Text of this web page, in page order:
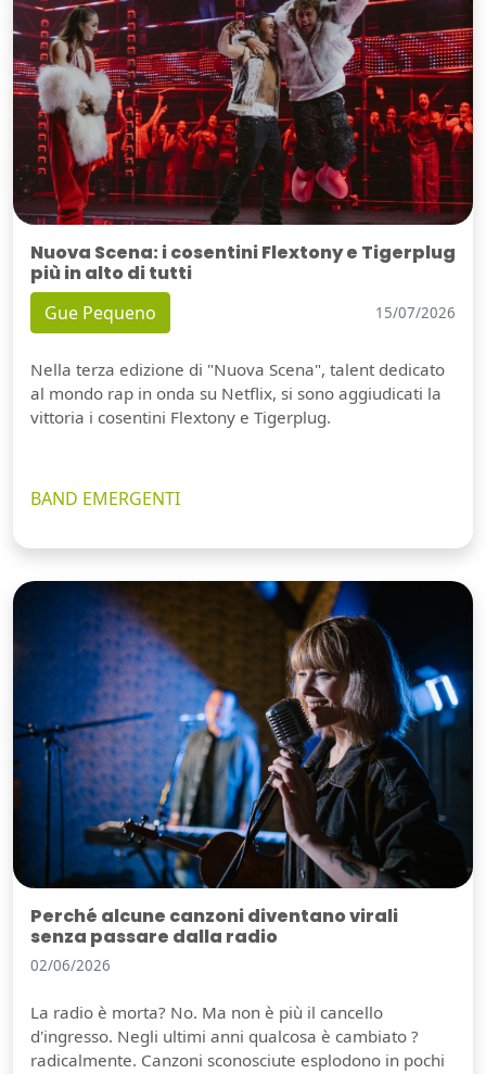
Nuova Scena: i cosentini Flextony e Tigerplug
più in alto di tutti
Gue Pequeno 15/07/2026
Nella terza edizione di "Nuova Scena", talent dedicato
al mondo rap in onda su Netflix, si sono aggiudicati la
vittoria i cosentini Flextony e Tigerplug.
BAND EMERGENTI
Perché alcune canzoni diventano virali
senza passare dalla radio
02/06/2026
La radio è morta? No. Ma non è più il cancello
d'ingresso. Negli ultimi anni qualcosa è cambiato ?
radicalmente. Canzoni sconosciute esplodono in pochi